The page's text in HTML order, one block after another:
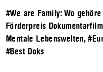
#We are Family: Wo
Förderpreis Dokumentarfilm
Mentale Lebenswelten,
#Best Doks